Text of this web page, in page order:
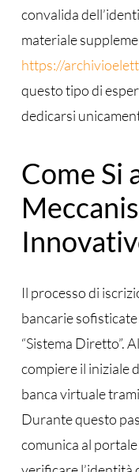
convalida
materiale
https://
questo tipo di
dedicarsi
Come Si
Il processo di
bancarie
“Sistema Diretto”.
compiere il iniziale
banca virtuale
Durante questo
comunica al